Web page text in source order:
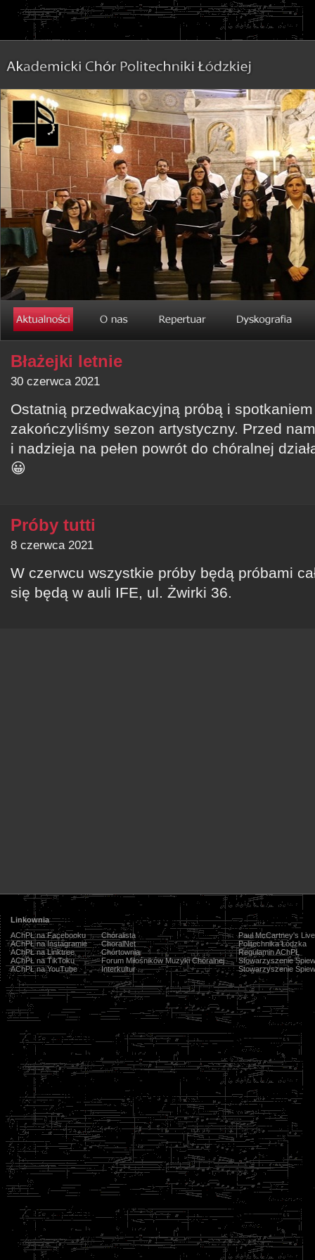
Błażejki letnie
30 czerwca 2021
Ostatnią przedwakacyjną próbą i
zakończyliśmy sezon artystyczny. Przed
i nadzieja na pełen powrót do chóralnej
😀
Próby tutti
8 czerwca 2021
W czerwcu wszystkie próby będą próbami
się będą w auli IFE, ul. Żwirki 36.
Linkownia
AChPŁ na Facebooku
AChPŁ na Instagramie
AChPŁ na Linktree
AChPŁ na TikToku
AChPŁ na YouTube
Chóralista
ChoralNet
Chórtownia
Forum Miłośników Muzyki Chóralnej
Interkultur
Paul McCartney's
Politechnika Łódzka
Regulamin AChPŁ
Stowarzyszenie
Stowarzyszenie